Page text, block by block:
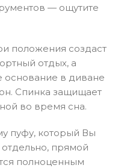
— ощутите
положения создаст
отдых, а
основание в диване
Спинка защищает
во время сна.
пуфу, который Вы
прямой
полноценным